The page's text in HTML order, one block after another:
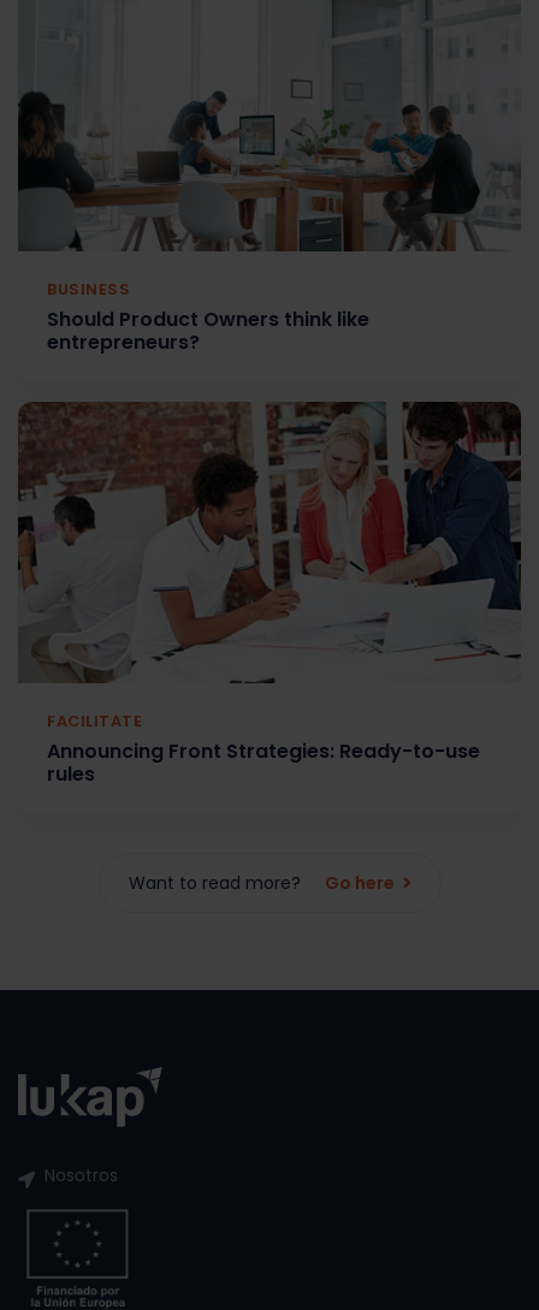
BUSINESS
Should Product Owners think like
entrepreneurs?
FACILITATE
Announcing Front Strategies: Ready-to-use
rules
Want to read more? Go here
Nosotros